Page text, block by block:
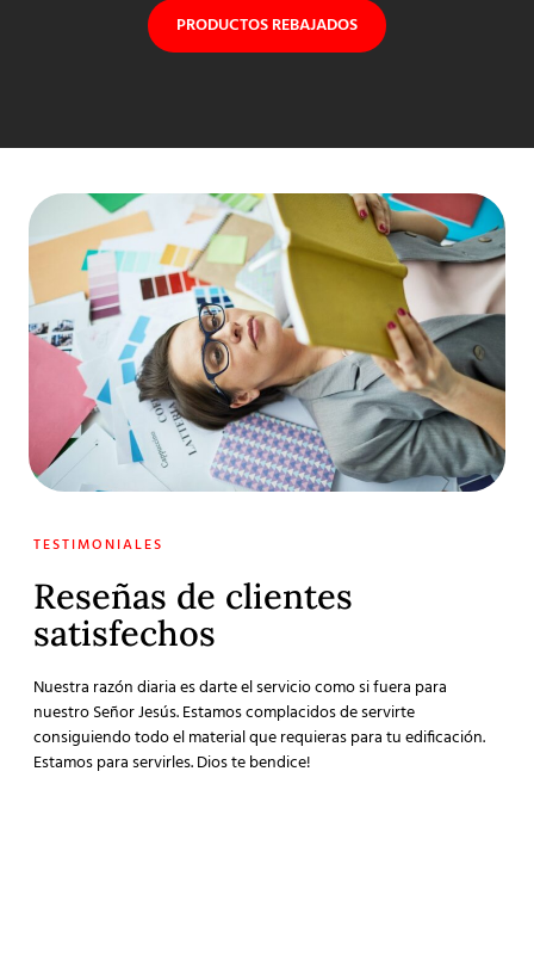
PRODUCTOS REBAJADOS
TESTIMONIALES
Reseñas de clientes
satisfechos
Nuestra razón diaria es darte el servicio como si fuera para
nuestro Señor Jesús. Estamos complacidos de servirte
consiguiendo todo el material que requieras para tu edificación.
Estamos para servirles. Dios te bendice!